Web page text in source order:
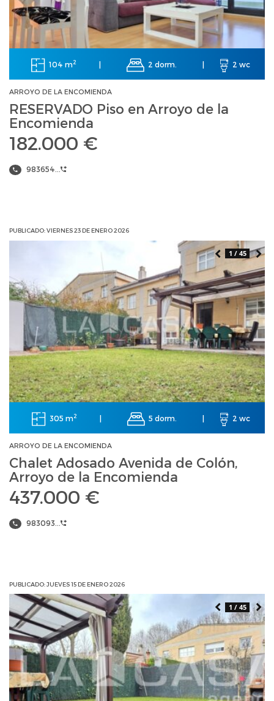
104 m2 2 dorm. 2 wc
ARROYO DE LA ENCOMIENDA
RESERVADO Piso en Arroyo de la
Encomienda
182.000 €
983654...
PUBLICADO: VIERNES 23 DE ENERO 2026
1 / 45
305 m2 | 5 dorm. | 2 wc
ARROYO DE LA ENCOMIENDA
Chalet Adosado Avenida de Colón,
Arroyo de la Encomienda
437.000 €
983093...
PUBLICADO: JUEVES 15 DE ENERO 2026
1 / 45